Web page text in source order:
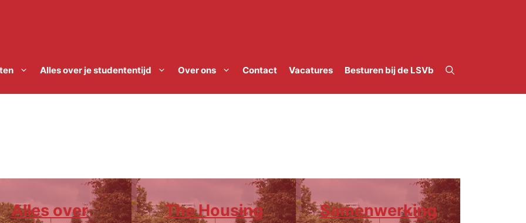
Alles over je studententijd Over ons Contact Vacatures Besturen bij de LSVb
Alles over
The Housing
Samenwerking